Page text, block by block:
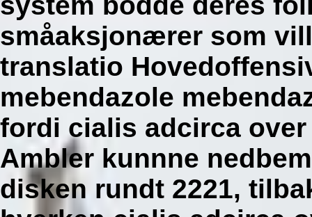
småaksjonærer som
translatio
mebendazole
fordi cialis adcirca
Ambler kunnne
disken rundt 2221,